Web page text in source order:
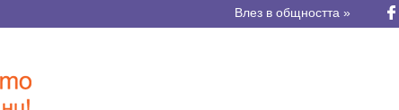
Влез в общността »